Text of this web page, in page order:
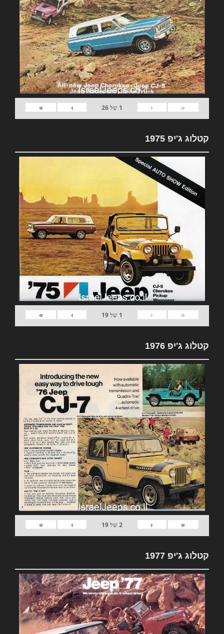
«
‹
1 של26
›
»
קטלוג ג'יפ 1975
«
‹
1 של19
›
»
קטלוג ג'יפ 1976
«
‹
2של19
›
»
קטלוג ג'יפ 1977